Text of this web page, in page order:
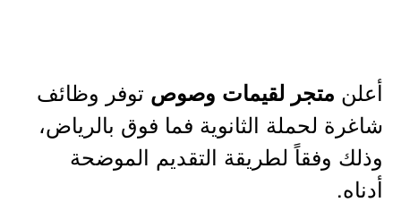
أعلن متجر لقيمات وصوص توفر وظائف
شاغرة لحملة الثانوية فما فوق بالرياض،
وذلك وفقاً لطريقة التقديم الموضحة
أدناه.